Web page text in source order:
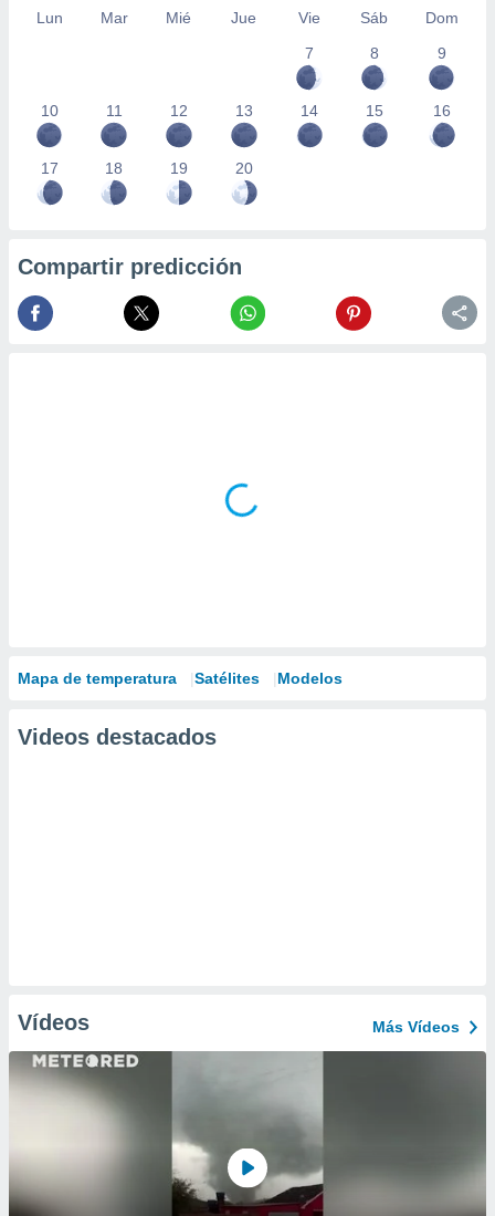
Lun Mar Mié Jue Vie Sáb
Dom
7
8 9
10 11 12 13 14 15 16
17 18 19 20
Compartir predicción
Mapa de temperatura Satélites Modelos
Videos destacados
Vídeos Más Vídeos